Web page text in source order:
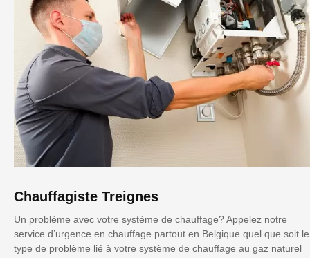
Chauffagiste Treignes
Un problème avec votre système de chauffage? Appelez notre
service d’urgence en chauffage partout en Belgique quel que soit le
type de problème lié à votre système de chauffage au gaz naturel